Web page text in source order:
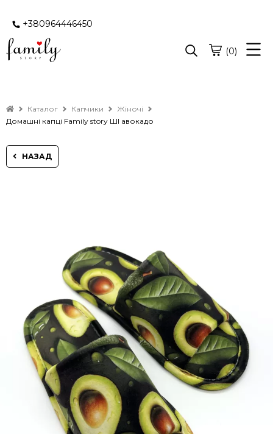
+380964446450
(0)
Каталог Капчики
Жіночі
Домашні капці Family story ШІ авокадо
НАЗАД